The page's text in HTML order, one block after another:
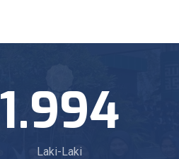
1.994
Laki-Laki